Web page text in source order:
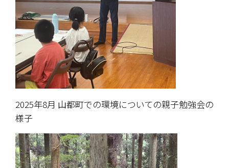
2025年8月 山都町での環境についての親子勉強会の
様子